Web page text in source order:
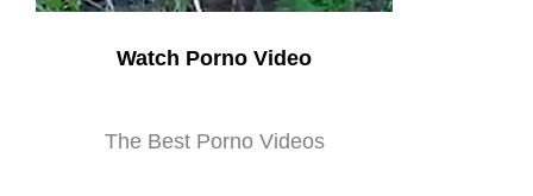
Watch Porno Video
The Best Porno Videos